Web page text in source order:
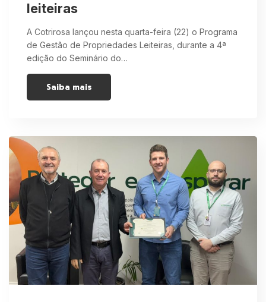
leiteiras
A Cotrirosa lançou nesta quarta-feira (22) o Programa
de Gestão de Propriedades Leiteiras, durante a 4ª
edição do Seminário do…
Saiba mais